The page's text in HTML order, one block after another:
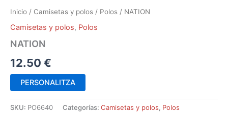
Inicio / Camisetas y polos / Polos / NATION
Camisetas y polos, Polos
NATION
12.50 €
PERSONALITZA
SKU: PO6640 Categorías: Camisetas y polos, Polos